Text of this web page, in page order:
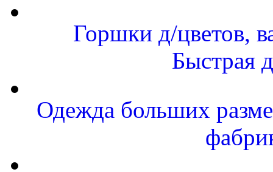
Горшки д/цветов,
Быстрая
Одежда больших